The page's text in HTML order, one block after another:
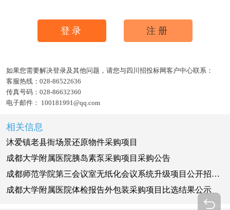
登录 注册
如果您需要解决登录及其他问题，请您与四川招投标网客户中心联系：
客服热线： 028-86522636
传真号码： 028-86632360
电子邮件： 100181991@qq.com
相关信息
沐爱镇老县衙场景还原物件采购项目
成都大学附属医院胰岛素泵采购项目采购公告
成都师范学院第三会议室无纸化会议系统升级项目公开招标更正公告
成都大学附属医院体检报告外包装采购项目比选结果公示